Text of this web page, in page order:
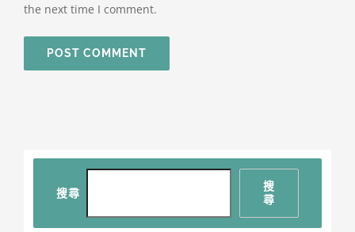
the next time I comment.
搜尋
搜
尋